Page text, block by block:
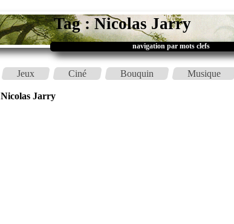
Tag : Nicolas Jarry
navigation par mots clefs
Jeux Ciné Bouquin Musique
Nicolas Jarry